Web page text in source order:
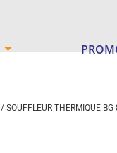
/ SOUFFLEUR THERMIQUE BG